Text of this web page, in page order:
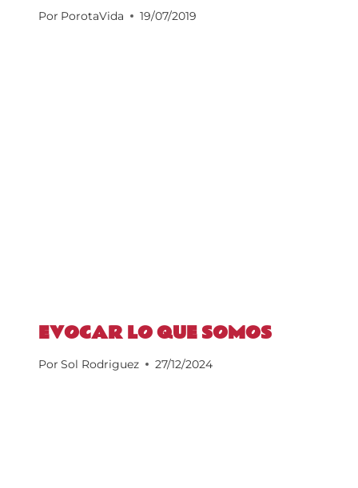
Por PorotaVida 19/07/2019
EVOCAR LO QUE SOMOS
Por Sol Rodriguez 27/12/2024